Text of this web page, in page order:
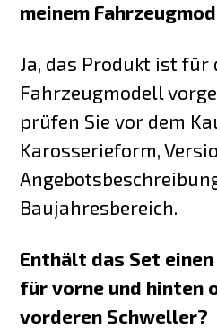
meinem
Ja, das Produkt ist für
Fahrzeugmodell
prüfen Sie vor dem
Karosserieform,
Baujahresbereich.
Enthält das Set
für vorne und hinten
vorderen Schweller?